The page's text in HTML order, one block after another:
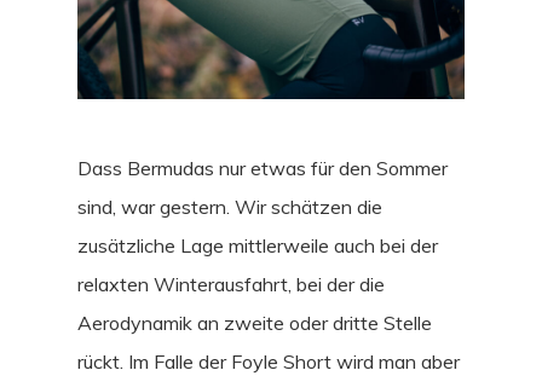
Dass Bermudas nur etwas für den Sommer
sind, war gestern. Wir schätzen die
zusätzliche Lage mittlerweile auch bei der
relaxten Winterausfahrt, bei der die
Aerodynamik an zweite oder dritte Stelle
rückt. Im Falle der Foyle Short wird man aber